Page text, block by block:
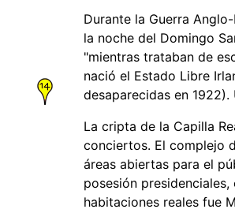
Durante la Guerra
la noche del Domingo
"mientras trataban de
nació el Estado Libre
desaparecidas en
La cripta de la Capilla
conciertos. El complejo
áreas abiertas para el
posesión
habitaciones reales fue